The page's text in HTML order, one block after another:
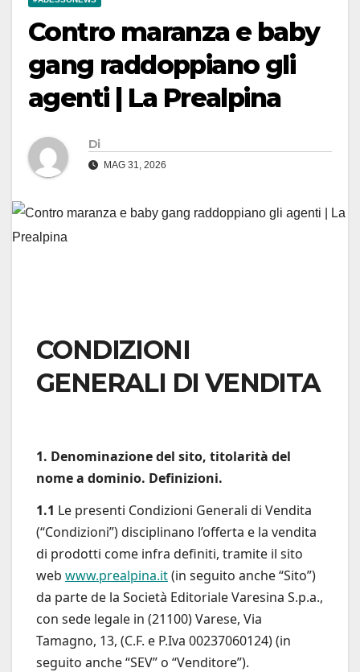
Contro maranza e baby
gang raddoppiano gli
agenti | La Prealpina
Di
MAG 31, 2026
CONDIZIONI
GENERALI DI VENDITA
1. Denominazione del sito, titolarità del
nome a dominio. Definizioni.
1.1 Le presenti Condizioni Generali di Vendita
(“Condizioni”) disciplinano l’offerta e la vendita
di prodotti come infra definiti, tramite il sito
web www.prealpina.it(in seguito anche “Sito”)
da parte de la Società Editoriale Varesina S.p.a.,
con sede legale in (21100) Varese, Via
Tamagno, 13, (C.F. e P.Iva 00237060124) (in
seguito anche “SEV” o “Venditore”).